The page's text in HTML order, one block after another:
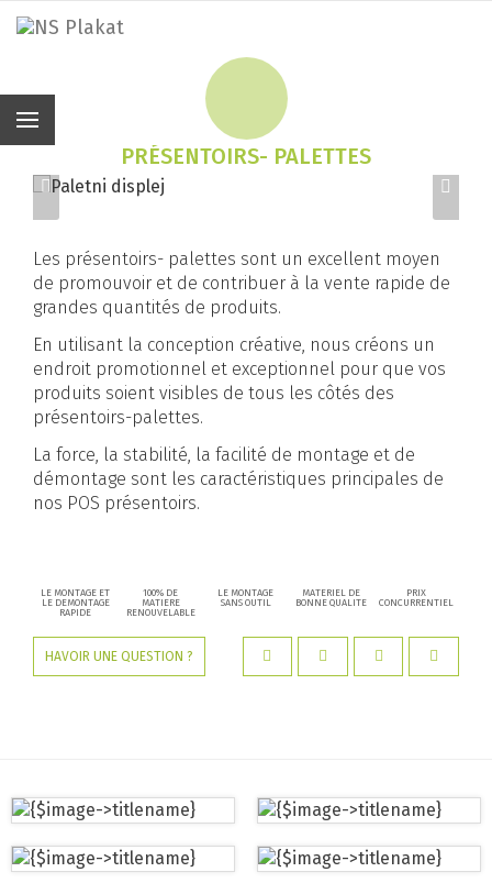
PRÉSENTOIRS- PALETTES
Les présentoirs- palettes sont un excellent moyen
de promouvoir et de contribuer à la vente rapide de
grandes quantités de produits.
En utilisant la conception créative, nous créons un
endroit promotionnel et exceptionnel pour que vos
produits soient visibles de tous les côtés des
présentoirs-palettes.
La force, la stabilité, la facilité de montage et de
démontage sont les caractéristiques principales de
nos POS présentoirs.
LE MONTAGE ET
LE DEMONTAGE
RAPIDE
100% DE
MATIERE
RENOUVELABLE
LE MONTAGE
SANS OUTIL
MATERIEL DE
BONNE QUALITE
PRIX
CONCURRENTIEL
HAVOIR UNE QUESTION ?